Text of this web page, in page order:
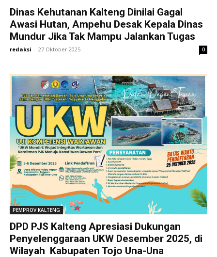
Dinas Kehutanan Kalteng Dinilai Gagal
Awasi Hutan, Ampehu Desak Kepala Dinas
Mundur Jika Tak Mampu Jalankan Tugas
redaksi - 27 Oktober 2025 0
PEMPROV KALTENG
DPD PJS Kalteng Apresiasi Dukungan
Penyelenggaraan UKW Desember 2025, di
Wilayah Kabupaten Tojo Una-Una